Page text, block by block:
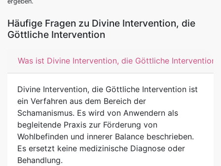
Häufige Fragen zu Divine Intervention, die
Göttliche Intervention
Was ist Divine Intervention, die Göttliche Intervention?
Divine Intervention, die Göttliche Intervention ist
ein Verfahren aus dem Bereich der
Schamanismus. Es wird von Anwendern als
begleitende Praxis zur Förderung von
Wohlbefinden und innerer Balance beschrieben.
Es ersetzt keine medizinische Diagnose oder
Behandlung.